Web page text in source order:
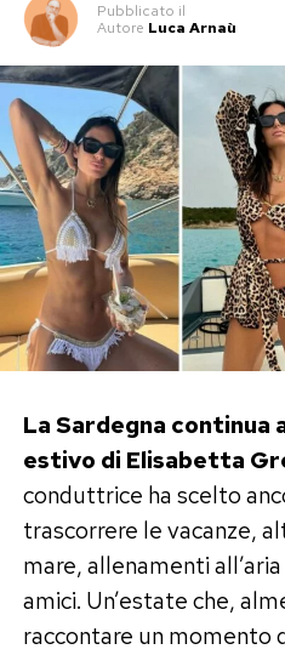
Pubblicato il
Autore Luca Arnaù
La Sardegna continua
estivo di Elisabetta
conduttrice ha scelto
trascorrere le vacanze,
mare, allenamenti
amici. Un’estate che,
raccontare un momento